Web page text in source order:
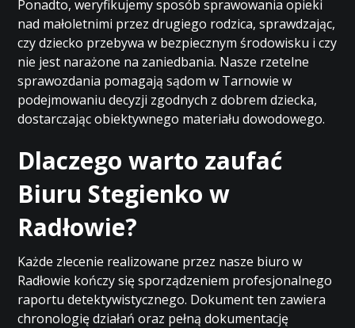
Ponadto, weryfikujemy sposób sprawowania opieki
nad małoletnimi przez drugiego rodzica, sprawdzając,
czy dziecko przebywa w bezpiecznym środowisku i czy
nie jest narażone na zaniedbania. Nasze rzetelne
sprawozdania pomagają sądom w Tarnowie w
podejmowaniu decyzji zgodnych z dobrem dziecka,
dostarczając obiektywnego materiału dowodowego.
Dlaczego warto zaufać
Biuru Stegienko w
Radłowie?
Każde zlecenie realizowane przez nasze biuro w
Radłowie kończy się sporządzeniem profesjonalnego
raportu detektywistycznego. Dokument ten zawiera
chronologię działań oraz pełną dokumentację